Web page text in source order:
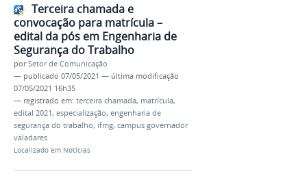
Terceira chamada e
convocação para matrícula –
edital da pós em Engenharia de
Segurança do Trabalho
porSetor de Comunicação
— publicado 07/05/2021 — última modificação
07/05/2021 16h35
— registrado em: terceira chamada, matrícula,
edital 2021, especialização, engenharia de
segurança do trabalho, ifmg, campus governador
valadares
Localizado em Notícias